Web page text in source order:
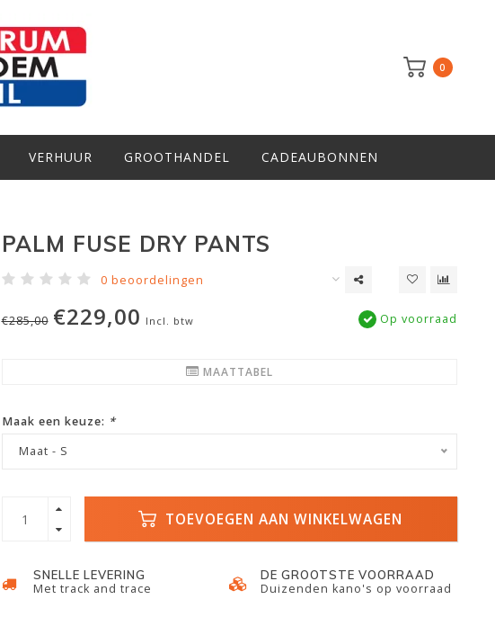
0
VERHUUR GROOTHANDEL CADEAUBONNEN
PALM FUSE DRY PANTS
0 beoordelingen
€285,00 €229,00 Incl. btw Op voorraad
MAATTABEL
Maak een keuze: *
Maat - S
TOEVOEGEN AAN WINKELWAGEN
SNELLE LEVERING
Met track and trace
DE GROOTSTE VOORRAAD
Duizenden kano's op voorraad